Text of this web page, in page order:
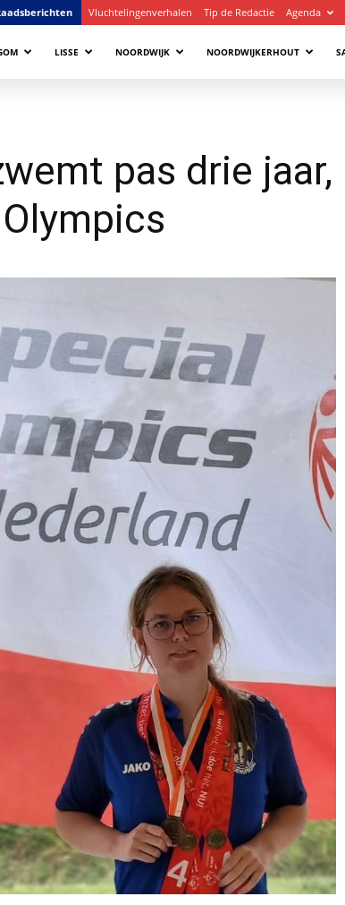
Vluchtelingenverhalen Tip de Redactie Agenda
LISSE NOORDWIJK NOORDWIJKERHOUT
pas drie